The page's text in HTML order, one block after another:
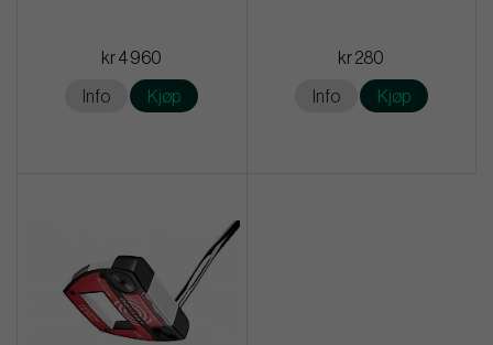
kr 4 960
Info Kjøp
kr 280
Info Kjøp